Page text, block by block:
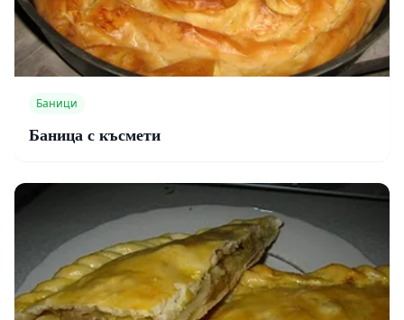
Баници
Баница с късмети